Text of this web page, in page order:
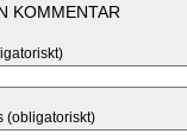
KOMMENTAR
(obligatoriskt)